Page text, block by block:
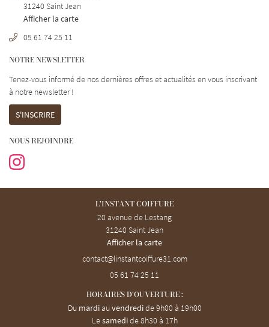
& promotions
Avis clients
Contact
REJOIGNEZ-
31240 Saint Jean
Afficher la carte
05 61 74 25 11
NOTRE NEWSLETTER
Tenez-vous informé de nos dernières offres et actualités en vous inscrivant
à notre newsletter !
S'INSCRIRE
NOUS REJOINDRE
L'INSTANT COIFFURE
20 avenue de Lestang
31240 Saint Jean
Afficher la carte
05 61 74 25 11
HORAIRES D'OUVERTURE :
Du mardiauvendredide 9h00 à 19h00
Lesamedide 8h30 à 17h